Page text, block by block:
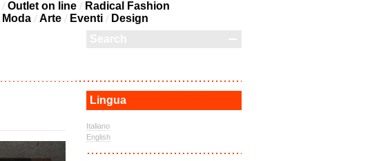
Outlet on line
Radical Fashion
Moda Arte Eventi Design
Lingua
Italiano
English